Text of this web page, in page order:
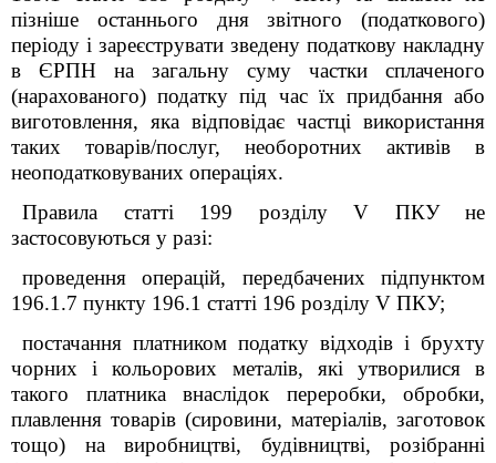
пізніше останнього дня звітного (податкового)
періоду і зареєструвати зведену податкову накладну
в ЄРПН на загальну суму частки сплаченого
(нарахованого) податку під час їх придбання або
виготовлення, яка відповідає частці використання
таких товарів/послуг, необоротних активів в
неоподатковуваних операціях.
Правила статті 199 розділу V ПКУ не
застосовуються у разі:
проведення операцій, передбачених підпунктом
196.1.7 пункту 196.1 статті 196 розділу V ПКУ;
постачання платником податку відходів і брухту
чорних і кольорових металів, які утворилися в
такого платника внаслідок переробки, обробки,
плавлення товарів (сировини, матеріалів, заготовок
тощо) на виробництві, будівництві, розібранні